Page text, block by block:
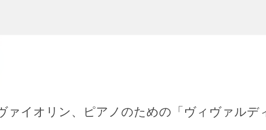
ァイオリン、ピアノのための「ヴィヴァルデ